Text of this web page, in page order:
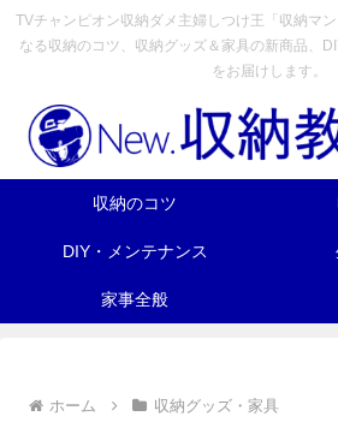
TVチャンピオン収納ダメ主婦しつけ王「収納マ
なる収納のコツ、収納グッズ＆家具の新商品、
をお届けします。
収納のコツ
DIY・メンテナンス
家事全般
ホーム 収納グッズ・家具